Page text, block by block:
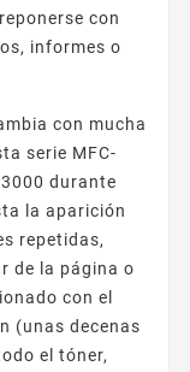
con
informes o
con mucha
serie MFC-
durante
la aparición
repetidas,
de la página o
con el
(unas decenas
el tóner,